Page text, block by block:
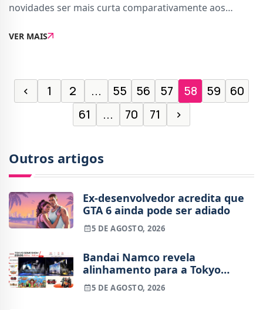
novidades ser mais curta comparativamente aos
tanto nos videojogos como cinema.Comecemos pelos
VER MAIS
‹ 1 2 ... 55 56 57 58 59
60
61
... 70 71 ›
Outros artigos
Ex-desenvolvedor acredita que
GTA 6 ainda pode ser adiado
5 DE AGOSTO, 2026
Bandai Namco revela
alinhamento para a Tokyo
Game Show 2026
5 DE AGOSTO, 2026